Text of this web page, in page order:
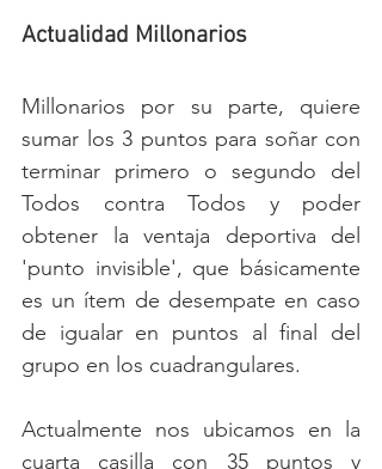
Actualidad Millonarios
Millonarios por su parte, quiere
sumar los 3 puntos para soñar con
terminar primero o segundo del
Todos contra Todos y poder
obtener la ventaja deportiva del
'punto invisible', que básicamente
es un ítem de desempate en caso
de igualar en puntos al final del
grupo en los cuadrangulares.
Actualmente nos ubicamos en la
cuarta casilla con 35 puntos y